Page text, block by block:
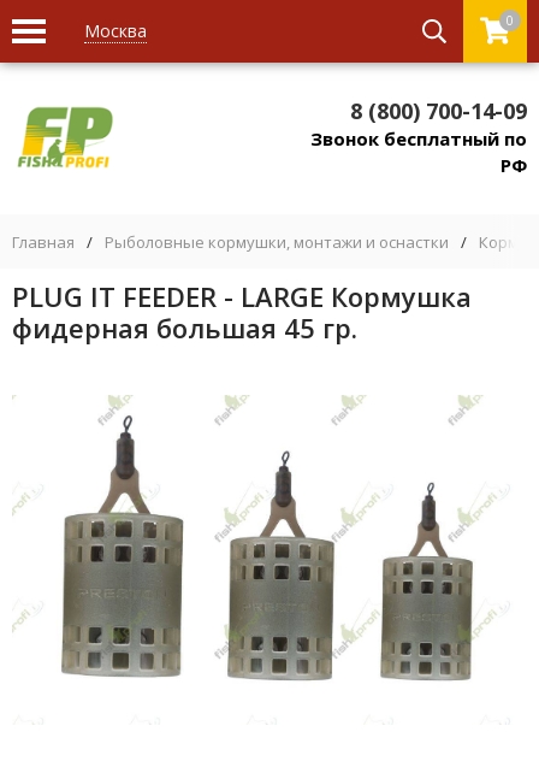
Москва 0
8 (800) 700-14-09
Звонок бесплатный по
РФ
Главная / Рыболовные кормушки, монтажи и оснастки /
PLUG IT FEEDER - LARGE Кормушка
фидерная большая 45 гр.